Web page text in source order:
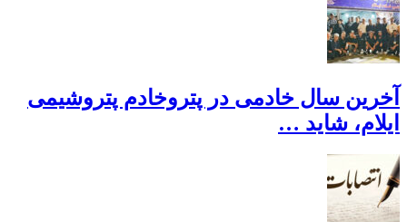
آخرین سال خادمی در پتروخادم پتروشیمی
ایلام، شاید …